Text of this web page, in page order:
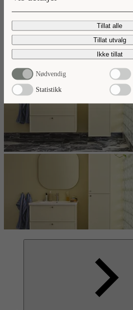
Tillat alle
Tillat utvalg
Ikke tillat
Nødvendig
Statistikk
Les mer